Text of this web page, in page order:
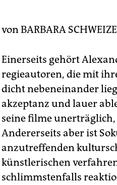
vonBARBARA
Einerseits gehört
regieautoren, die mit
dicht nebeneinander
akzeptanz und lauer
seine filme
Andererseits aber ist
anzutreffenden
künstlerischen
schlimmstenfalls